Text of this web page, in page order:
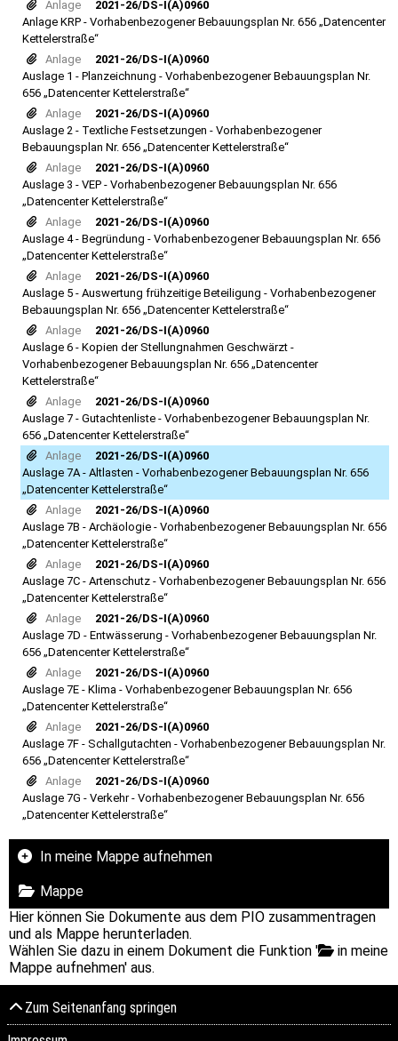
Anlage
2021-26/DS-I(A)0960
Anlage KRP - Vorhabenbezogener Bebauungsplan Nr. 656 „Datencenter
Kettelerstraße“
Anlage
2021-26/DS-I(A)0960
Auslage 1 - Planzeichnung - Vorhabenbezogener Bebauungsplan Nr.
656 „Datencenter Kettelerstraße“
Anlage
2021-26/DS-I(A)0960
Auslage 2 - Textliche Festsetzungen - Vorhabenbezogener
Bebauungsplan Nr. 656 „Datencenter Kettelerstraße“
Anlage
2021-26/DS-I(A)0960
Auslage 3 - VEP - Vorhabenbezogener Bebauungsplan Nr. 656
„Datencenter Kettelerstraße“
Anlage
2021-26/DS-I(A)0960
Auslage 4 - Begründung - Vorhabenbezogener Bebauungsplan Nr. 656
„Datencenter Kettelerstraße“
Anlage
2021-26/DS-I(A)0960
Auslage 5 - Auswertung frühzeitige Beteiligung - Vorhabenbezogener
Bebauungsplan Nr. 656 „Datencenter Kettelerstraße“
Anlage
2021-26/DS-I(A)0960
Auslage 6 - Kopien der Stellungnahmen Geschwärzt -
Vorhabenbezogener Bebauungsplan Nr. 656 „Datencenter
Kettelerstraße“
Anlage
2021-26/DS-I(A)0960
Auslage 7 - Gutachtenliste - Vorhabenbezogener Bebauungsplan Nr.
656 „Datencenter Kettelerstraße“
Anlage
2021-26/DS-I(A)0960
Auslage 7A - Altlasten - Vorhabenbezogener Bebauungsplan Nr. 656
„Datencenter Kettelerstraße“
Anlage
2021-26/DS-I(A)0960
Auslage 7B - Archäologie - Vorhabenbezogener Bebauungsplan Nr. 656
„Datencenter Kettelerstraße“
Anlage
2021-26/DS-I(A)0960
Auslage 7C - Artenschutz - Vorhabenbezogener Bebauungsplan Nr. 656
„Datencenter Kettelerstraße“
Anlage
2021-26/DS-I(A)0960
Auslage 7D - Entwässerung - Vorhabenbezogener Bebauungsplan Nr.
656 „Datencenter Kettelerstraße“
Anlage
2021-26/DS-I(A)0960
Auslage 7E - Klima - Vorhabenbezogener Bebauungsplan Nr. 656
„Datencenter Kettelerstraße“
Anlage
2021-26/DS-I(A)0960
Auslage 7F - Schallgutachten - Vorhabenbezogener Bebauungsplan Nr.
656 „Datencenter Kettelerstraße“
Anlage
2021-26/DS-I(A)0960
Auslage 7G - Verkehr - Vorhabenbezogener Bebauungsplan Nr. 656
„Datencenter Kettelerstraße“
In meine Mappe aufnehmen
Mappe
Hier können Sie Dokumente aus dem PIO zusammentragen
und als Mappe herunterladen.
Wählen Sie dazu in einem Dokument die Funktion '
in meine
Mappe aufnehmen' aus.
Zum Seitenanfang springen